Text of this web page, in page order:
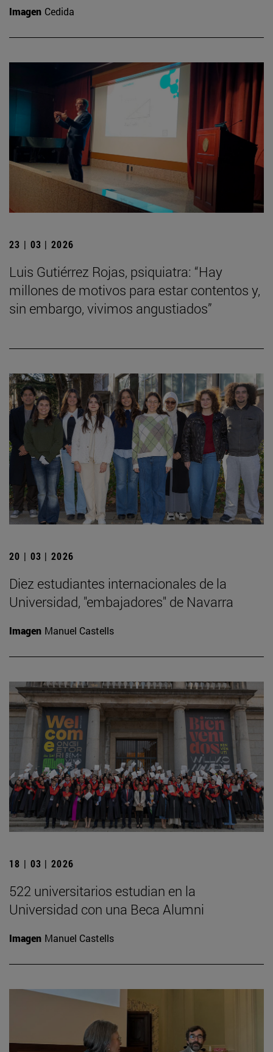
Imagen Cedida
23 | 03 | 2026
Luis Gutiérrez Rojas, psiquiatra: “Hay
millones de motivos para estar contentos y,
sin embargo, vivimos angustiados”
20 | 03 | 2026
Diez estudiantes internacionales de la
Universidad, "embajadores" de Navarra
Imagen Manuel Castells
18 | 03 | 2026
522 universitarios estudian en la
Universidad con una Beca Alumni
Imagen Manuel Castells